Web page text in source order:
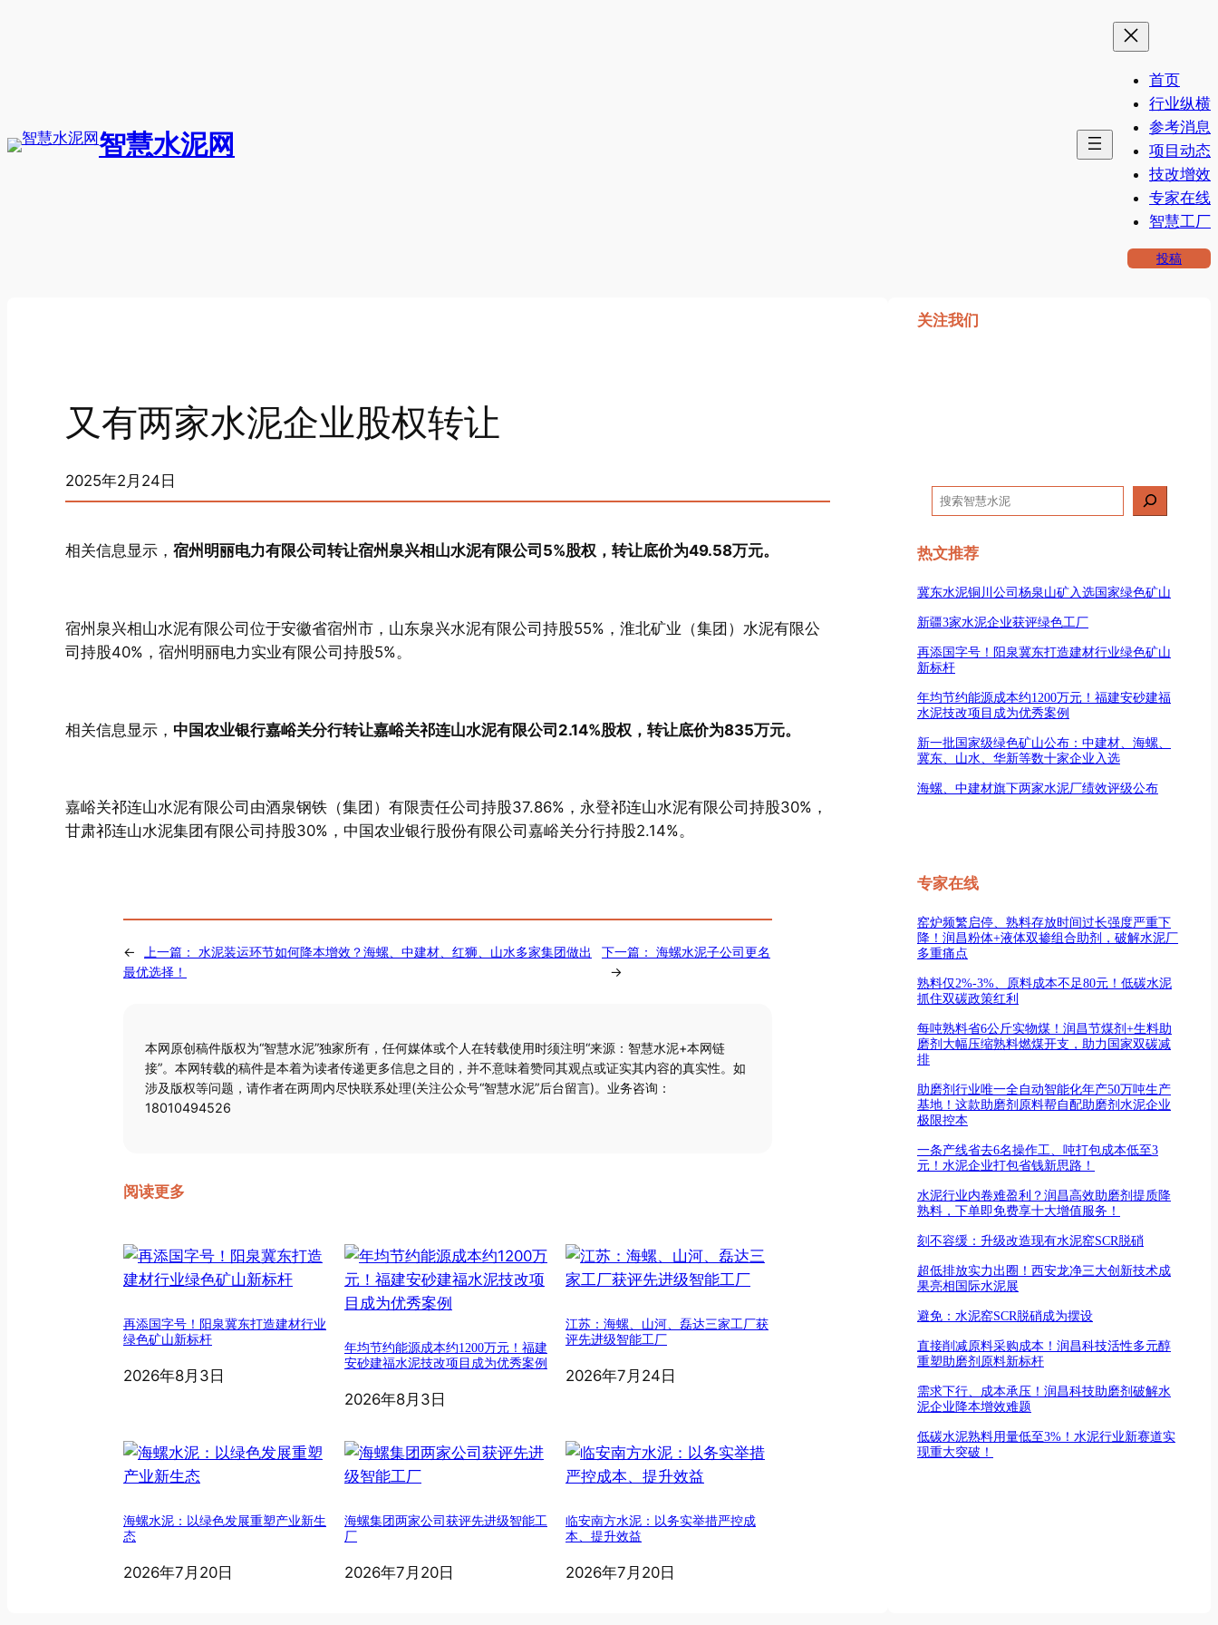
智慧水泥网
首页
行业纵横
参考消息
项目动态
技改增效
专家在线
智慧工厂
投稿
又有两家水泥企业股权转让
2025年2月24日
相关信息显示， 宿州明丽电力有限公司转让宿州泉兴相山水泥有限公司5%股权，转让底价为49.58万元。
宿州泉兴相山水泥有限公司位于安徽省宿州市，山东泉兴水泥有限公司持股55%，淮北矿业（集团）水泥有限公
司持股40%，宿州明丽电力实业有限公司持股5%。
相关信息显示， 中国农业银行嘉峪关分行转让嘉峪关祁连山水泥有限公司2.14%股权，转让底价为835万元。
嘉峪关祁连山水泥有限公司由酒泉钢铁（集团）有限责任公司持股37.86%，永登祁连山水泥有限公司持股30%，
甘肃祁连山水泥集团有限公司持股30%，中国农业银行股份有限公司嘉峪关分行持股2.14%。
← 上一篇： 水泥装运环节如何降本增效？海螺、中建材、红狮、山水多家集团做出
最优选择！
下一篇： 海螺水泥子公司更名
→
本网原创稿件版权为“智慧水泥”独家所有，任何媒体或个人在转载使用时须注明“来源：智慧水泥+本网链
接”。本网转载的稿件是本着为读者传递更多信息之目的，并不意味着赞同其观点或证实其内容的真实性。如
涉及版权等问题，请作者在两周内尽快联系处理(关注公众号“智慧水泥”后台留言)。业务咨询：
18010494526
阅读更多
再添国字号！阳泉冀东打造建材行业
绿色矿山新标杆
2026年8月3日
年均节约能源成本约1200万元！福建
安砂建福水泥技改项目成为优秀案例
2026年8月3日
江苏：海螺、山河、磊达三家工厂获
评先进级智能工厂
2026年7月24日
海螺水泥：以绿色发展重塑产业新生
态
2026年7月20日
海螺集团两家公司获评先进级智能工
厂
2026年7月20日
临安南方水泥：以务实举措严控成
本、提升效益
2026年7月20日
关注我们
搜
索
热文推荐
冀东水泥铜川公司杨泉山矿入选国家绿色矿山
新疆3家水泥企业获评绿色工厂
再添国字号！阳泉冀东打造建材行业绿色矿山
新标杆
年均节约能源成本约1200万元！福建安砂建福
水泥技改项目成为优秀案例
新一批国家级绿色矿山公布：中建材、海螺、
冀东、山水、华新等数十家企业入选
海螺、中建材旗下两家水泥厂绩效评级公布
专家在线
窑炉频繁启停、熟料存放时间过长强度严重下
降！润昌粉体+液体双掺组合助剂，破解水泥厂
多重痛点
熟料仅2%-3%、原料成本不足80元！低碳水泥
抓住双碳政策红利
每吨熟料省6公斤实物煤！润昌节煤剂+生料助
磨剂大幅压缩熟料燃煤开支，助力国家双碳减
排
助磨剂行业唯一全自动智能化年产50万吨生产
基地！这款助磨剂原料帮自配助磨剂水泥企业
极限控本
一条产线省去6名操作工、吨打包成本低至3
元！水泥企业打包省钱新思路！
水泥行业内卷难盈利？润昌高效助磨剂提质降
熟料，下单即免费享十大增值服务！
刻不容缓：升级改造现有水泥窑SCR脱硝
超低排放实力出圈！西安龙净三大创新技术成
果亮相国际水泥展
避免：水泥窑SCR脱硝成为摆设
直接削减原料采购成本！润昌科技活性多元醇
重塑助磨剂原料新标杆
需求下行、成本承压！润昌科技助磨剂破解水
泥企业降本增效难题
低碳水泥熟料用量低至3%！水泥行业新赛道实
现重大突破！